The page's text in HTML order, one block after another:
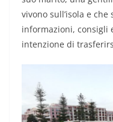
vivono sull’isola e
informazioni, consigli
intenzione di